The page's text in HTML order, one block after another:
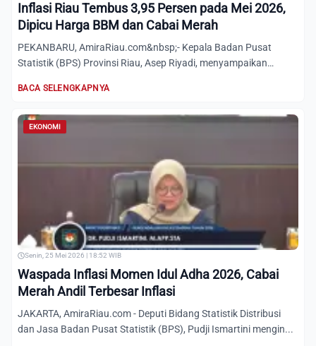
Inflasi Riau Tembus 3,95 Persen pada Mei 2026,
Dipicu Harga BBM dan Cabai Merah
PEKANBARU, AmiraRiau.com&nbsp;- Kepala Badan Pusat
Statistik (BPS) Provinsi Riau, Asep Riyadi, menyampaikan
BACA SELENGKAPNYA
EKONOMI
Senin, 25 Mei 2026 | 18:52 WIB
Waspada Inflasi Momen Idul Adha 2026, Cabai
Merah Andil Terbesar Inflasi
JAKARTA, AmiraRiau.com - Deputi Bidang Statistik Distribusi
dan Jasa Badan Pusat Statistik (BPS), Pudji Ismartini mengin...